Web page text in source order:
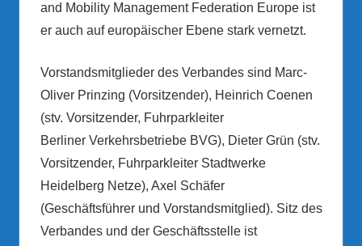
and Mobility Management Federation Europe ist
er auch auf europäischer Ebene stark vernetzt.
Vorstandsmitglieder des Verbandes sind Marc-
Oliver Prinzing (Vorsitzender), Heinrich Coenen
(stv. Vorsitzender, Fuhrparkleiter
Berliner Verkehrsbetriebe BVG), Dieter Grün (stv.
Vorsitzender, Fuhrparkleiter Stadtwerke
Heidelberg Netze), Axel Schäfer
(Geschäftsführer und Vorstandsmitglied). Sitz des
Verbandes und der Geschäftsstelle ist